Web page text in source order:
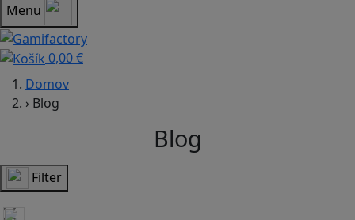
Menu
0,00 €
Domov
› Blog
Blog
Filter